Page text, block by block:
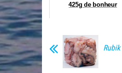
425g de bonheur